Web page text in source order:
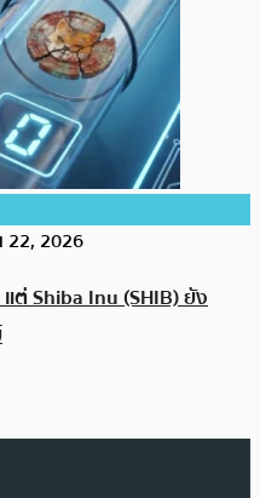
22, 2026
Shiba Inu (SHIB) ยัง